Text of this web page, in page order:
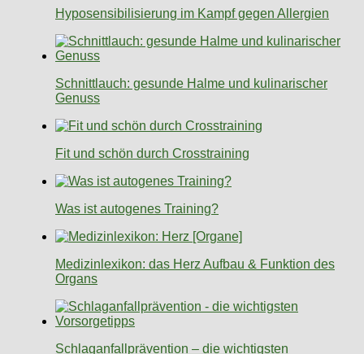
Hyposensibilisierung im Kampf gegen Allergien
Schnittlauch: gesunde Halme und kulinarischer
Genuss
Fit und schön durch Crosstraining
Was ist autogenes Training?
Medizinlexikon: das Herz Aufbau & Funktion des
Organs
Schlaganfallprävention – die wichtigsten